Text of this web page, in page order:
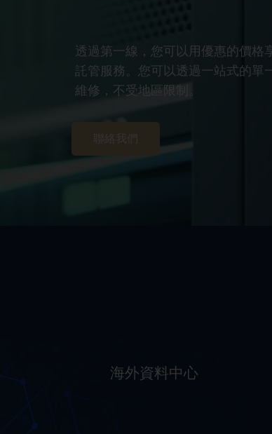
透過第一線，您可以用優惠的價格
託管服務。您可以透過一站式的單
維修，不受地區限制。
聯絡我們
海外資料中心